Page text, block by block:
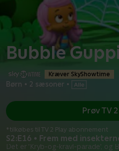
Bubble
Kræver SkyShowtime
Børn • 2 sæsoner •
S2:E16 • Frem med
Det er 'Kryb-og-kravl-parade', og
Prøv TV
*tilkøbes til TV 2 Play abonnement